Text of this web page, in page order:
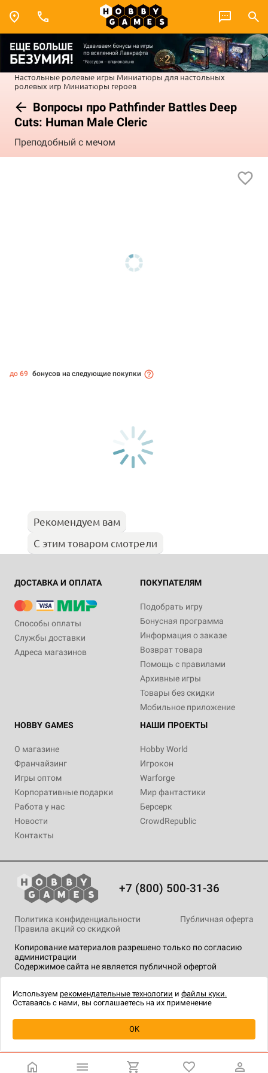
Настольные ролевые игры Миниатюры для настольных
ролевых игр Миниатюры героев
Вопросы про Pathfinder Battles Deep
Cuts: Human Male Cleric
Преподобный с мечом
Уведомить о наличии
до 69 бонусов на следующие покупки
Рекомендуем вам
С этим товаром смотрели
ДОСТАВКА И ОПЛАТА
Способы оплаты
Службы доставки
Адреса магазинов
ПОКУПАТЕЛЯМ
Подобрать игру
Бонусная программа
Информация о заказе
Возврат товара
Помощь с правилами
Архивные игры
Товары без скидки
Мобильное приложение
HOBBY GAMES
О магазине
Франчайзинг
Игры оптом
Корпоративные подарки
Работа у нас
Новости
Контакты
НАШИ ПРОЕКТЫ
Hobby World
Игрокон
Warforge
Мир фантастики
Берсерк
CrowdRepublic
+7 (800) 500-31-36
Копирование материалов разрешено только по согласию
администрации
Содержимое сайта не является публичной офертой
Политика конфиденциальности
Публичная оферта
Правила акций со скидкой
технологии.
Используем рекомендательные технологии и файлы куки.
Оставаясь с нами, вы соглашаетесь на их применение
OK